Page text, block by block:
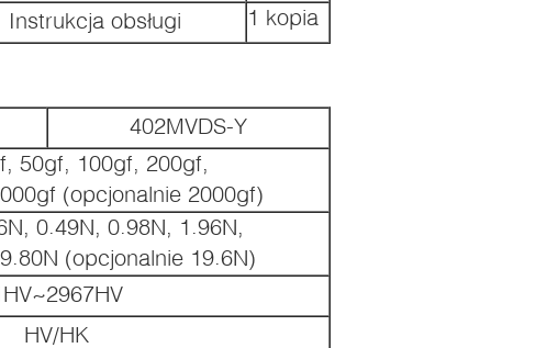
Instrukcja obsługi 1 kopia
402MVDS-Y
50gf, 100gf, 200gf,
(opcjonalnie 2000gf)
0.49N, 0.98N, 1.96N,
(opcjonalnie 19.6N)
HV/HK